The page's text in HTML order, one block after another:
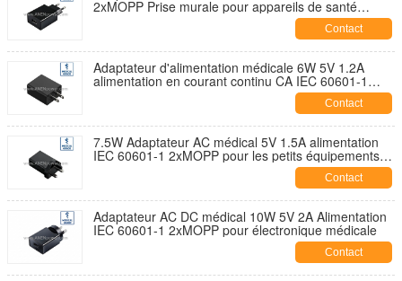
2xMOPP Prise murale pour appareils de santé
Contact
Adaptateur d'alimentation médicale 6W 5V 1.2A
alimentation en courant continu CA IEC 60601-1
2xMOPP pour appareils de surveillance Contact
7.5W Adaptateur AC médical 5V 1.5A alimentation
IEC 60601-1 2xMOPP pour les petits équipements
Contact
Adaptateur AC DC médical 10W 5V 2A Alimentation
IEC 60601-1 2xMOPP pour électronique médicale
Contact